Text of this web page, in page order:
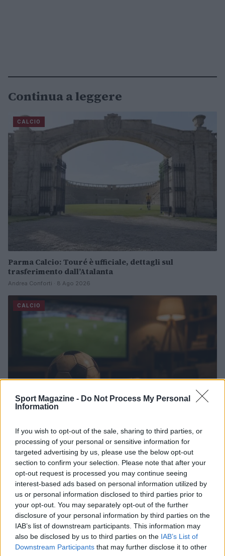
Sport Magazine - Do Not Process My Personal
Information
If you wish to opt-out of the sale, sharing to third parties, or
processing of your personal or sensitive information for
targeted advertising by us, please use the below opt-out
section to confirm your selection. Please note that after your
opt-out request is processed you may continue seeing
interest-based ads based on personal information utilized by
us or personal information disclosed to third parties prior to
your opt-out. You may separately opt-out of the further
disclosure of your personal information by third parties on the
IAB’s list of downstream participants. This information may
also be disclosed by us to third parties on the IAB’s List of
Downstream Participants that may further disclose it to other
Continua a leggere
CALCIO
Parma Calcio: Touré è ufficiale, dettagli sul
trasferimento dall’Atalanta
Andrea Conforti · 8 Ago 2026
CALCIO
Trofeo Doppio Malto: guida completa per seguire
Parma-Sampdoria
Andrea Conforti · 8 Ago 2026